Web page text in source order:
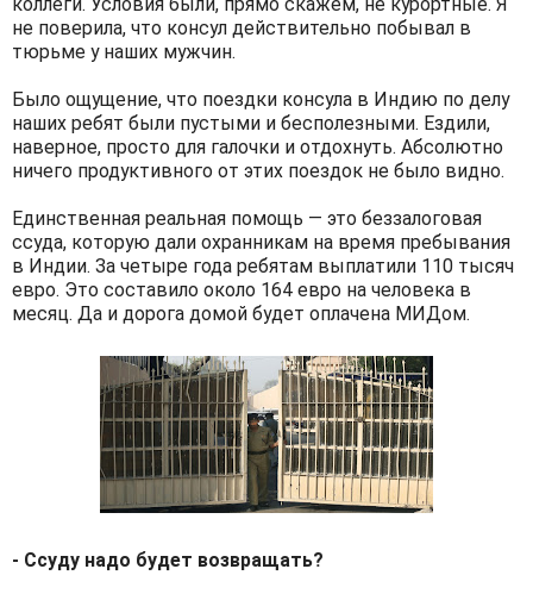
не поверила, что консул действительно побывал в
тюрьме у наших мужчин.
Было ощущение, что поездки консула в Индию по делу
наших ребят были пустыми и бесполезными. Ездили,
наверное, просто для галочки и отдохнуть. Абсолютно
ничего продуктивного от этих поездок не было видно.
Единственная реальная помощь — это беззалоговая
ссуда, которую дали охранникам на время пребывания
в Индии. За четыре года ребятам выплатили 110 тысяч
евро. Это составило около 164 евро на человека в
месяц. Да и дорога домой будет оплачена МИДом.
- Ссуду надо будет возвращать?